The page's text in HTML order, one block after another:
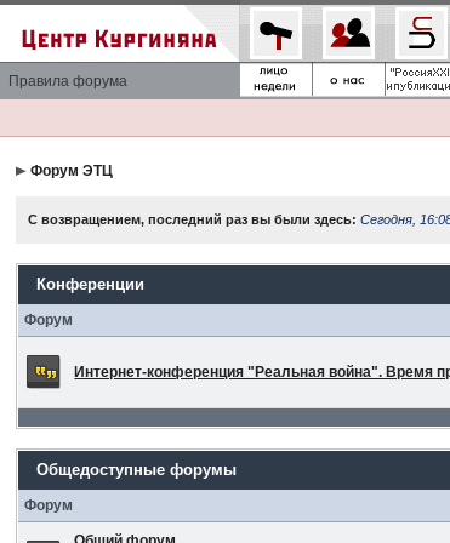
Правила форума
Форум ЭТЦ
С возвращением, последний раз вы были здесь:Сегодня,
Конференции
Форум
Интернет-конференция "Реальная война". Время
Общедоступные форумы
Форум